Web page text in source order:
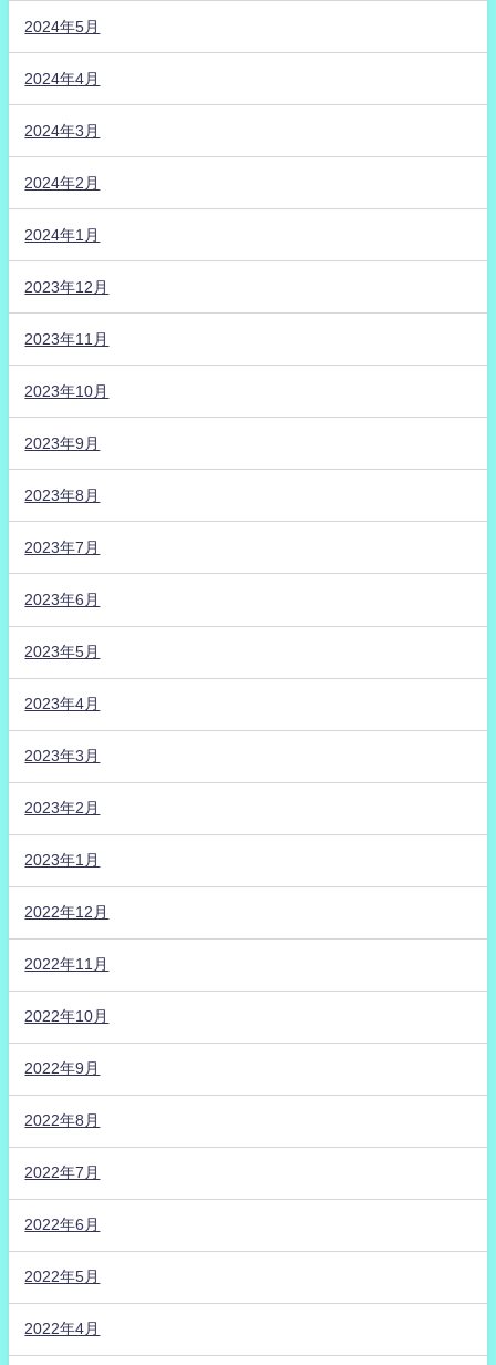
2024年5月
2024年4月
2024年3月
2024年2月
2024年1月
2023年12月
2023年11月
2023年10月
2023年9月
2023年8月
2023年7月
2023年6月
2023年5月
2023年4月
2023年3月
2023年2月
2023年1月
2022年12月
2022年11月
2022年10月
2022年9月
2022年8月
2022年7月
2022年6月
2022年5月
2022年4月